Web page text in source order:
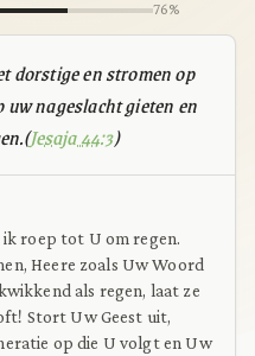
76%
dorstige en stromen op
nageslacht gieten en
Jesaja 44:3)
ik roep tot U om regen.
Heere zoals Uw Woord
als regen, laat ze
Stort Uw Geest uit,
op die U volgt en Uw